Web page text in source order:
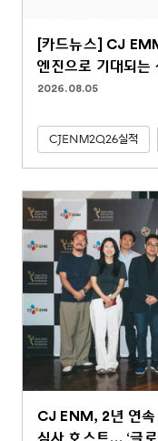
[카드뉴스] CJ
엔진으로 기대되는
2026.08.05
CJENM2Q26실적
CJ ENM, 2년 연속